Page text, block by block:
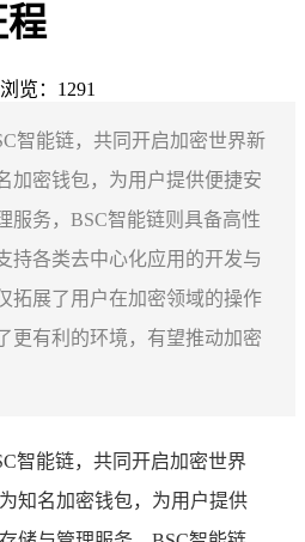
程
浏览：1291
智能链，共同开启加密世界新
加密钱包，为用户提供便捷安
服务，BSC智能链则具备高性
持各类去中心化应用的开发与
拓展了用户在加密领域的操作
更有利的环境，有望推动加密
智能链，共同开启加密世界
知名加密钱包，为用户提供